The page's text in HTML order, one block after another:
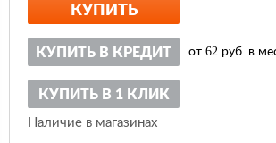
КУПИТЬ
КУПИТЬ В КРЕДИТ от 62 руб. в
КУПИТЬ В 1 КЛИК
Наличие в магазинах